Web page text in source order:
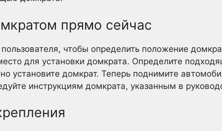
прямо сейчас
чтобы определить положение
для установки домкрата. Определите
установите домкрат. Теперь поднимите
инструкциям домкрата, указанным в